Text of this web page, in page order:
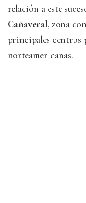
relación a este
Cañaveral, zona
principales centros
norteamericanas.